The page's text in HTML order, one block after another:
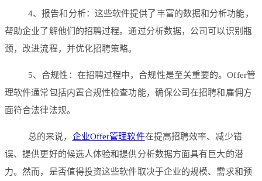
4、报告和分析：这些软件提供了丰富的数据和分析功能，
帮助企业了解他们的招聘过程。通过分析数据，公司可以识别瓶
颈，改进流程，并优化招聘策略。
5、合规性：在招聘过程中，合规性是至关重要的。Offer管
理软件通常包括内置合规性检查功能，确保公司在招聘和雇佣方
面符合法律法规。
总的来说， 企业Offer管理软件在提高招聘效率、减少错
误、提供更好的候选人体验和提供分析数据方面具有巨大的潜
力。然而，是否值得投资这些软件取决于企业的规模、需求和预